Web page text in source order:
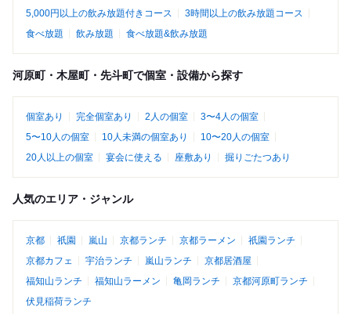
5,000円以上の飲み放題付きコース
3時間以上の飲み放題コース
食べ放題
飲み放題 食べ放題&飲み放題
河原町・木屋町・先斗町で個室・設備から探す
個室あり 完全個室あり 2人の個室
3〜4人の個室
5〜10人の個室
10人未満の個室あり
10〜20人の個室
20人以上の個室
宴会に使える 座敷あり 掘りごたつあり
人気のエリア・ジャンル
京都 祇園 嵐山 京都ランチ 京都ラーメン
祇園ランチ
京都カフェ
宇治ランチ 嵐山ランチ
京都居酒屋
福知山ランチ
福知山ラーメン 亀岡ランチ
京都河原町ランチ
伏見稲荷ランチ